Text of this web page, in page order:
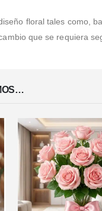
floral tales como,
que se requiera